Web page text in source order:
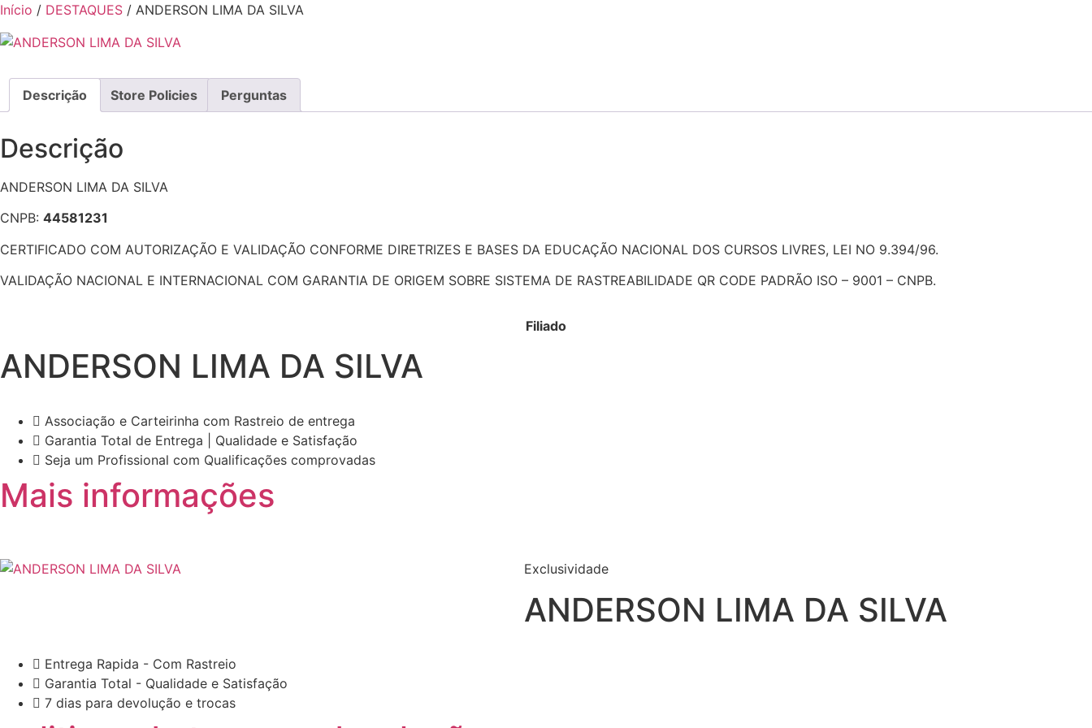
Ir
para
o
Início / DESTAQUES / ANDERSON LIMA DA SILVA
Descrição Store Policies Perguntas
Descrição
ANDERSON LIMA DA SILVA
CNPB: 44581231
CERTIFICADO COM AUTORIZAÇÃO E VALIDAÇÃO CONFORME DIRETRIZES E BASES DA EDUCAÇÃO NACIONAL DOS CURSOS LIVRES, LEI NO 9.394/96.
VALIDAÇÃO NACIONAL E INTERNACIONAL COM GARANTIA DE ORIGEM SOBRE SISTEMA DE RASTREABILIDADE QR CODE PADRÃO ISO – 9001 – CNPB.
Filiado
ANDERSON LIMA DA SILVA
Associação e Carteirinha com Rastreio de entrega
Garantia Total de Entrega | Qualidade e Satisfação
Seja um Profissional com Qualificações comprovadas
Mais informações
Exclusividade
ANDERSON LIMA DA SILVA
Entrega Rapida - Com Rastreio
Garantia Total - Qualidade e Satisfação
7 dias para devolução e trocas